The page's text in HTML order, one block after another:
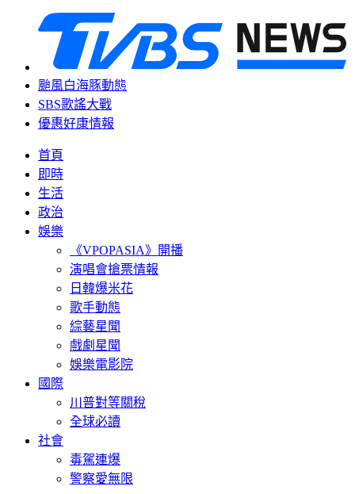
颱風白海豚動態
SBS歌謠大戰
優惠好康情報
首頁
即時
生活
政治
娛樂
《VPOPASIA》開播
演唱會搶票情報
日韓爆米花
歌手動態
綜藝星聞
戲劇星聞
娛樂電影院
國際
川普對等關稅
全球必讀
社會
毒駕連爆
警察愛無限